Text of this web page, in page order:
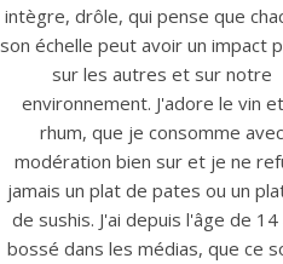
intègre, drôle, qui pense que
son échelle peut avoir un impact
sur les autres et sur notre
environnement. J'adore le vin
rhum, que je consomme avec
modération bien sur et je ne
jamais un plat de pates ou un
de sushis. J'ai depuis l'âge de 14
bossé dans les médias, que ce